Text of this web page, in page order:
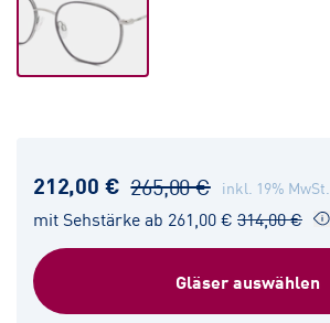
212,00 € 265,00 € inkl. 19% MwSt.
mit Sehstärke ab 261,00 € 314,00 €
Gläser auswählen